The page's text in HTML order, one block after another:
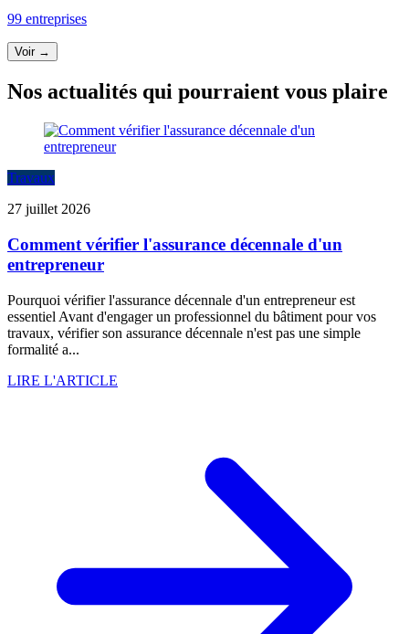
99 entreprises
Voir →
Nos actualités qui pourraient vous plaire
Travaux
27 juillet 2026
Comment vérifier l'assurance décennale d'un
entrepreneur
Pourquoi vérifier l'assurance décennale d'un entrepreneur est
essentiel Avant d'engager un professionnel du bâtiment pour vos
travaux, vérifier son assurance décennale n'est pas une simple
formalité a...
LIRE L'ARTICLE